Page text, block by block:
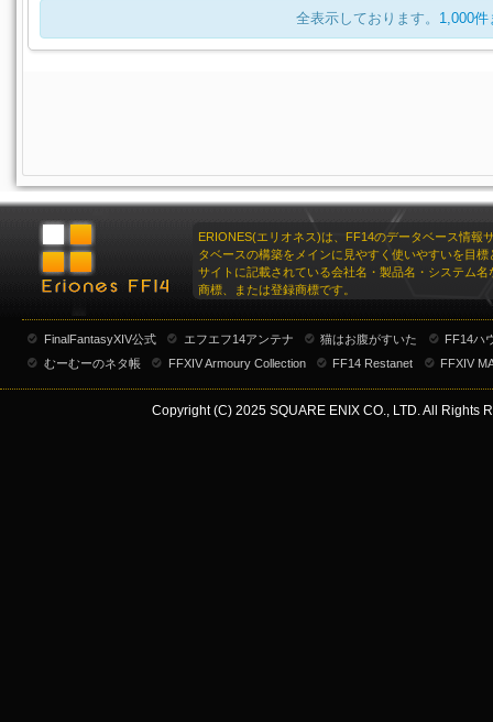
全表示しております。 1,000
ERIONES(エリオネス)は、FF14のデータベース情報
タベースの構築をメインに見やすく使いやすいを目標
サイトに記載されている会社名・製品名・システム名
商標、または登録商標です。
FinalFantasyXIV公式 エフエフ14アンテナ 猫はお腹がすいた
FF14ハ
むーむーのネタ帳
FFXIV Armoury Collection FF14 Restanet FFXIV
Copyright (C) 2025 SQUARE ENIX CO., LTD. All Rights